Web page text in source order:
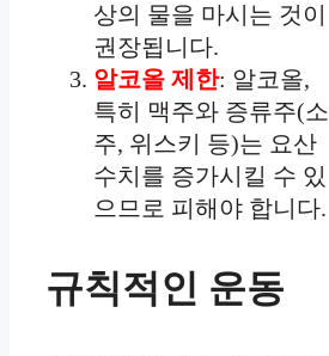
상의 물을 마시는 것이
권장됩니다.
알코올 제한: 알코올,
특히 맥주와 증류주(소
주, 위스키 등)는 요산
수치를 증가시킬 수 있
으므로 피해야 합니다.
규칙적인 운동